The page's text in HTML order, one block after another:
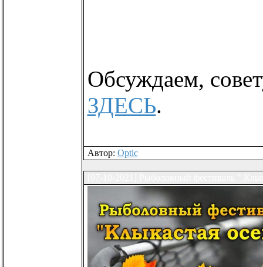
Обсуждаем,
ЗДЕСЬ.
Автор: Optic